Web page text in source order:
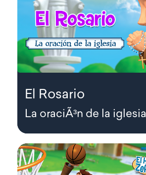
El Rosario
La oraciÃ³n de la iglesia